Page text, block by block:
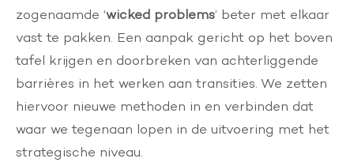
zogenaamde ‘wicked problems’ beter met elkaar
vast te pakken. Een aanpak gericht op het boven
tafel krijgen en doorbreken van achterliggende
barrières in het werken aan transities. We zetten
hiervoor nieuwe methoden in en verbinden dat
waar we tegenaan lopen in de uitvoering met het
strategische niveau.